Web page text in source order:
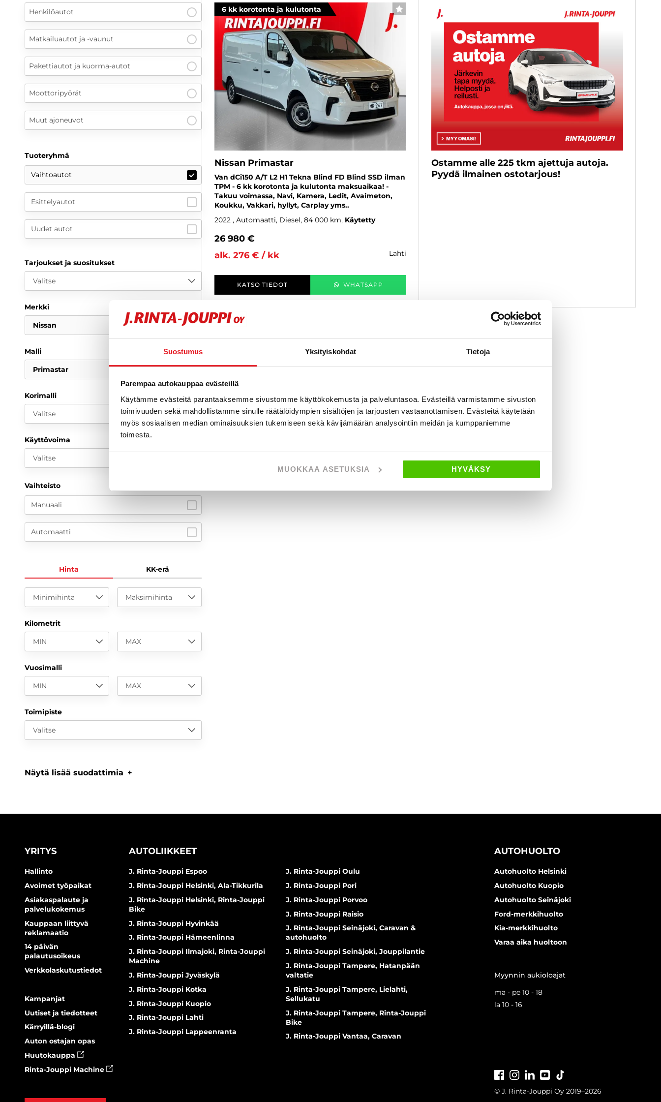
Suostumus Yksityiskohdat Tietoja
Parempaa autokauppaa evästeillä
Käytämme evästeitä parantaaksemme sivustomme käyttökokemusta ja palveluntasoa. Evästeillä varmistamme sivuston
toimivuuden sekä mahdollistamme sinulle räätälöidympien sisältöjen ja tarjousten vastaanottamisen. Evästeitä käytetään
myös sosiaalisen median ominaisuuksien tukemiseen sekä kävijämäärän analysointiin meidän ja kumppaniemme
toimesta.
MUOKKAA ASETUKSIA HYVÄKSY
Henkilöautot
Matkailuautot ja -vaunut
Pakettiautot ja kuorma-autot
Moottoripyörät
Muut ajoneuvot
Tuoteryhmä
Vaihtoautot
Esittelyautot
Uudet autot
Tarjoukset ja suositukset
Valitse
Merkki
Nissan
Malli
Primastar
Korimalli
Valitse
Käyttövoima
Valitse
Vaihteisto
Manuaali
Automaatti
Hinta KK-erä
Minimihinta Maksimihinta
Kilometrit
MIN MAX
Vuosimalli
MIN MAX
Toimipiste
Valitse
Näytä lisää suodattimia
6 kk korotonta ja kulutonta SUOSIKKI
Nissan Primastar
Van dCi150 A/T L2 H1 Tekna Blind FD Blind SSD ilman
TPM - 6 kk korotonta ja kulutonta maksuaikaa! -
Takuu voimassa, Navi, Kamera, Ledit, Avaimeton,
Koukku, Vakkari, hyllyt, Carplay yms..
2022 , Automaatti, Diesel, 84 000 km Käytetty
26 980 €
alk. 276 € / kk
lahti
KATSO TIEDOT WHATSAPP
Ostamme alle 225 tkm ajettuja autoja.
Pyydä ilmainen ostotarjous!
YRITYS
Hallinto
Avoimet työpaikat
Asiakaspalaute ja
palvelukokemus
Kauppaan liittyvä
reklamaatio
14 päivän
palautusoikeus
Verkkolaskutustiedot
Kampanjat
Uutiset ja tiedotteet
Kärryillä-blogi
Auton ostajan opas
Huutokauppa
Rinta-Jouppi Machine
AUTOLIIKKEET
J. Rinta-Jouppi Espoo
J. Rinta-Jouppi Helsinki, Ala-Tikkurila
J. Rinta-Jouppi Helsinki, Rinta-Jouppi
Bike
J. Rinta-Jouppi Hyvinkää
J. Rinta-Jouppi Hämeenlinna
J. Rinta-Jouppi Ilmajoki, Rinta-Jouppi
Machine
J. Rinta-Jouppi Jyväskylä
J. Rinta-Jouppi Kotka
J. Rinta-Jouppi Kuopio
J. Rinta-Jouppi Lahti
J. Rinta-Jouppi Lappeenranta
J. Rinta-Jouppi Oulu
J. Rinta-Jouppi Pori
J. Rinta-Jouppi Porvoo
J. Rinta-Jouppi Raisio
J. Rinta-Jouppi Seinäjoki, Caravan &
autohuolto
J. Rinta-Jouppi Seinäjoki, Jouppilantie
J. Rinta-Jouppi Tampere, Hatanpään
valtatie
J. Rinta-Jouppi Tampere, Lielahti,
Sellukatu
J. Rinta-Jouppi Tampere, Rinta-Jouppi
Bike
J. Rinta-Jouppi Vantaa, Caravan
AUTOHUOLTO
Autohuolto Helsinki
Autohuolto Kuopio
Autohuolto Seinäjoki
Ford-merkkihuolto
Kia-merkkihuolto
Varaa aika huoltoon
Myynnin aukioloajat
ma - pe 10 - 18
la 10 - 16
FacebookInstagramLinkedInYoutube
© J. Rinta-Jouppi Oy 2019–2026